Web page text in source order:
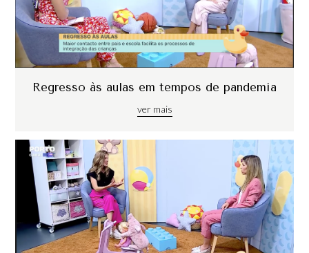
Regresso às aulas em tempos de pandemia
ver mais